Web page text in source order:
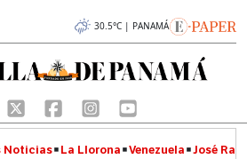
30.5°C | PANAMÁ
Noticias La Llorona Venezuela José